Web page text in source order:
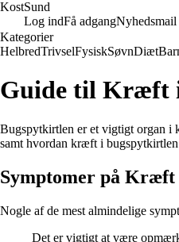
KostSund
Log indFå adgangNyhedsmail
Kategorier
HelbredTrivselFysiskSøvnDiæt
Guide til Kræft i
Bugspytkirtlen er et vigtigt organ i
samt hvordan kræft i bugspytkirtlen
Symptomer på
Nogle af de mest almindelige
Det er vigtigt at være